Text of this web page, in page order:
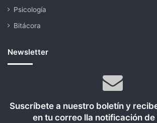
Psicología
Bitácora
Newsletter
Suscríbete a nuestro boletín y
en tu correo lla notificación